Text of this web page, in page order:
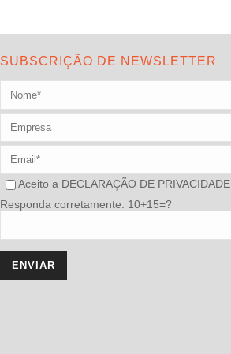
SUBSCRIÇÃO DE NEWSLETTER
Aceito a DECLARAÇÃO DE PRIVACIDADE
Responda corretamente: 10+15=?